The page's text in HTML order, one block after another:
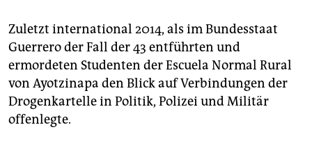
Zuletzt international 2014, als im Bundesstaat
Guerrero der Fall der 43 entführten und
ermordeten Studenten der Escuela Normal Rural
von Ayotzinapa den Blick auf Verbindungen der
Drogenkartelle in Politik, Polizei und Militär
offenlegte.